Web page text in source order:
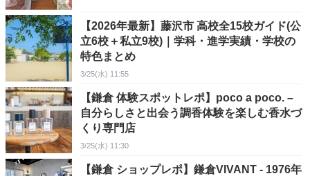
【2026年最新】藤沢市 高校全15校ガイド(公
立6校＋私立9校)｜学科・進学実績・学校の
特色まとめ
3/25(水) 11:55
【鎌倉 体験スポットレポ】poco a poco. –
自分らしさと出会う調香体験を楽しむ香水づ
くり専門店
3/25(水) 11:30
【鎌倉 ショップレポ】鎌倉VIVANT - 1976年